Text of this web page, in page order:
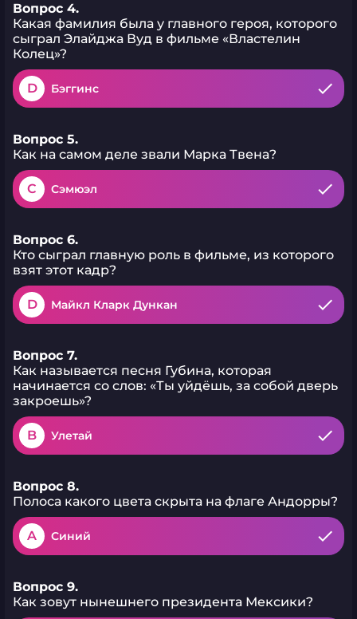
Вопрос 4.
Какая фамилия была у главного героя, которого
сыграл Элайджа Вуд в фильме «Властелин
Колец»?
D Бэггинс
Вопрос 5.
Как на самом деле звали Марка Твена?
C Сэмюэл
Вопрос 6.
Кто сыграл главную роль в фильме, из которого
взят этот кадр?
D Майкл Кларк Дункан
Вопрос 7.
Как называется песня Губина, которая
начинается со слов: «Ты уйдёшь, за собой дверь
закроешь»?
B Улетай
Вопрос 8.
Полоса какого цвета скрыта на флаге Андорры?
A Синий
Вопрос 9.
Как зовут нынешнего президента Мексики?